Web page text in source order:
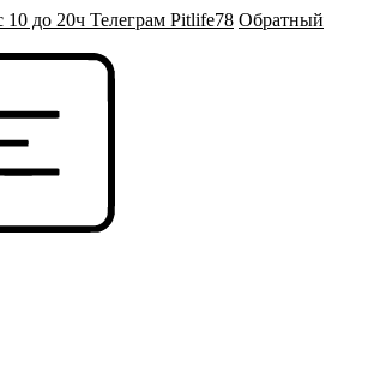
10 до 20ч Телеграм Pitlife78 Обратный